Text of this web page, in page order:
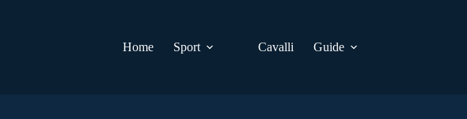
Home
Sport Cavalli Guide